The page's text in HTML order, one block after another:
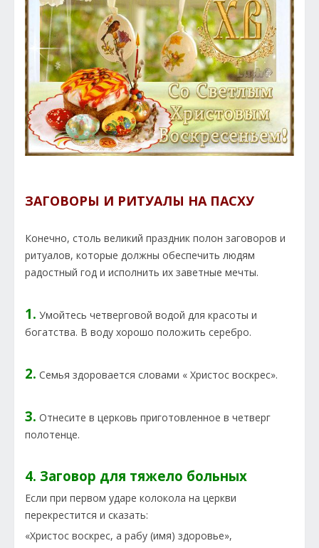
ЗАГОВОРЫ И РИТУАЛЫ НА ПАСХУ
Конечно, столь великий праздник полон заговоров и
ритуалов, которые должны обеспечить людям
радостный год и исполнить их заветные мечты.
1. Умойтесь четверговой водой для красоты и
богатства. В воду хорошо положить серебро.
2. Семья здоровается словами « Христос воскрес».
3. Отнесите в церковь приготовленное в четверг
полотенце.
4. Заговор для тяжело больных
Если при первом ударе колокола на церкви
перекрестится и сказать:
«Христос воскрес, а рабу (имя) здоровье»,